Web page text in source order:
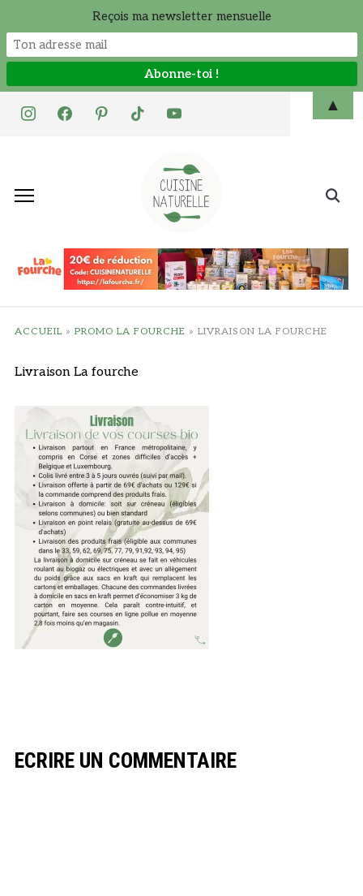
instagramfacebookpinteresttiktok youtube
Search
ACCUEIL » PROMO LA FOURCHE » LIVRAISON LA FOURCHE
Livraison La fourche
ECRIRE UN COMMENTAIRE
Reçois ma newsletter mensuelle
▲